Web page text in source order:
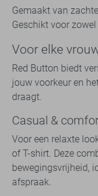
Gemaakt van
Geschikt voor
Voor elke
Red Button biedt
jouw voorkeur en
draagt.
Casual &
Voor een relaxte
of T-shirt. Deze
bewegingsvrijheid,
afspraak.